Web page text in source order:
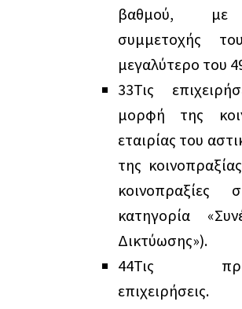
βαθμού, με
συμμετοχής
μεγαλύτερο του
33Τις
μορφή της
εταιρίας του
της
κοινοπραξίες
κατηγορία
Δικτύωσης»).
44Τις
επιχειρήσεις.